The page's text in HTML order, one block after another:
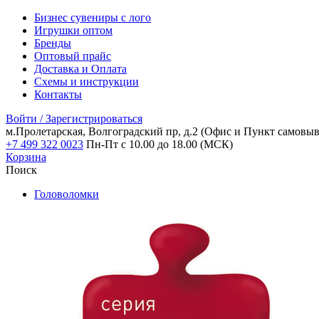
Бизнес сувениры с лого
Игрушки оптом
Бренды
Оптовый прайс
Доставка и Оплата
Схемы и инструкции
Контакты
Войти / Зарегистрироваться
м.Пролетарская, Волгоградский пр, д.2 (Офис и Пункт
+7 499 322 0023 Пн-Пт с 10.00 до 18.00 (МСК)
Корзина
Поиск
Головоломки